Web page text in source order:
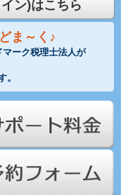
ン)はこちら
ま～く♪
ーク税理士法人が
。